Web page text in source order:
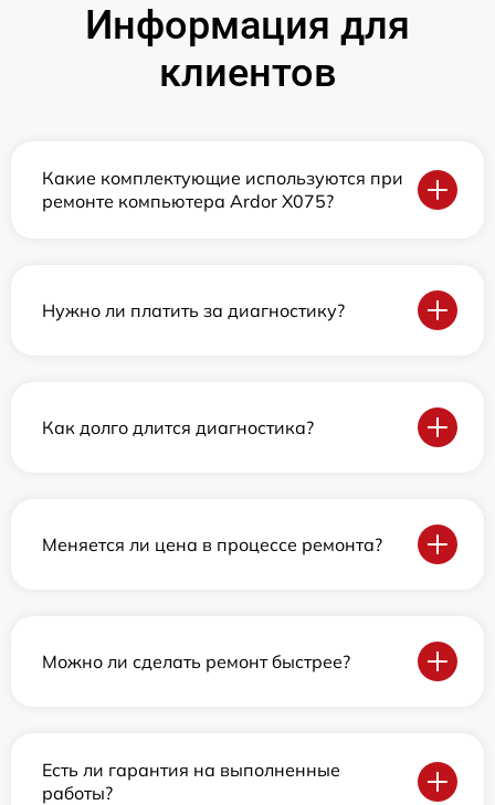
Информация для
клиентов
Какие комплектующие используются при
ремонте компьютера Ardor X075?
Нужно ли платить за диагностику?
Как долго длится диагностика?
Меняется ли цена в процессе ремонта?
Можно ли сделать ремонт быстрее?
Есть ли гарантия на выполненные
работы?